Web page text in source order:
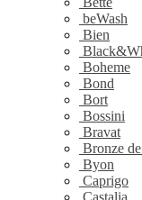
beWash
Bien
Boheme
Bond
Bort
Bossini
Bravat
Bronze
Byon
Caprigo
Castalia